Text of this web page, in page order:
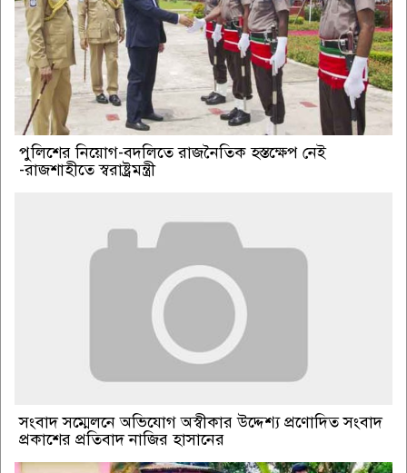
পুলিশের নিয়োগ-বদলিতে রাজনৈতিক হস্তক্ষেপ নেই
-রাজশাহীতে স্বরাষ্ট্রমন্ত্রী
সংবাদ সম্মেলনে অভিযোগ অস্বীকার উদ্দেশ্য প্রণোদিত সংবাদ
প্রকাশের প্রতিবাদ নাজির হাসানের